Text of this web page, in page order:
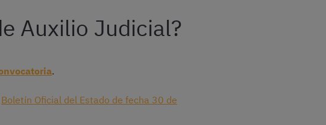
Auxilio Judicial?
.
Boletín Oficial del Estado de fecha 30 de